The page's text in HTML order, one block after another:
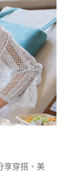
享穿搭、美